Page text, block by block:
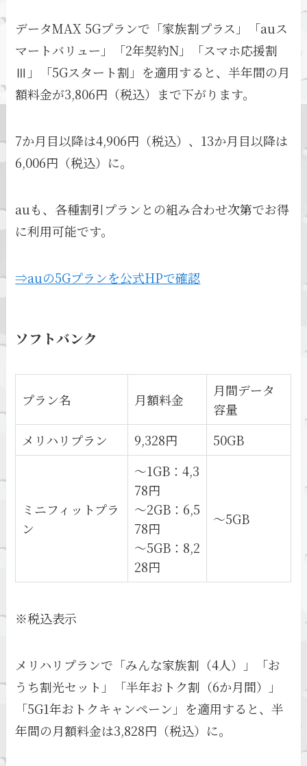
データMAX 5Gプランで「家族割プラス」「auス
マートバリュー」「2年契約N」「スマホ応援割
Ⅲ」「5Gスタート割」を適用すると、半年間の月
額料金が3,806円（税込）まで下がります。
7か月目以降は4,906円（税込）、13か月目以降は
6,006円（税込）に。
auも、各種割引プランとの組み合わせ次第でお得
に利用可能です。
⇒auの5Gプランを公式HPで確認
ソフトバンク
プラン名 月額料金
月間データ
容量
メリハリプラン
9,328円 50GB
ミニフィットプラ
ン
～1GB：4,3
78円
～2GB：6,5
78円
～5GB：8,2
28円
～5GB
※税込表示
メリハリプランで「みんな家族割（4人）」「お
うち割光セット」「半年おトク割（6か月間）」
「5G1年おトクキャンペーン」を適用すると、半
年間の月額料金は3,828円（税込）に。